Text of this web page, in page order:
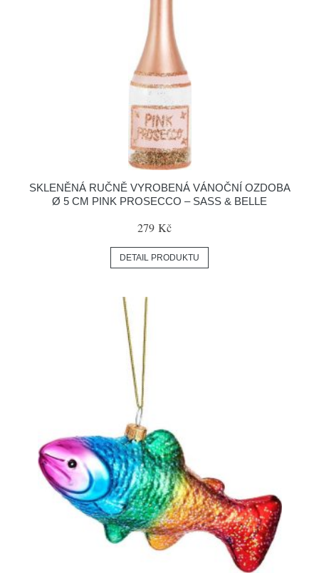
SKLENĚNÁ RUČNĚ VYROBENÁ VÁNOČNÍ OZDOBA
Ø 5 CM PINK PROSECCO – SASS & BELLE
279 Kč
DETAIL PRODUKTU